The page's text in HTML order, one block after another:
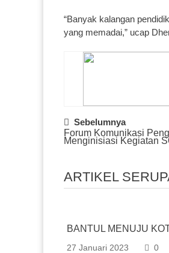
“Banyak kalangan
yang memadai,” ucap
Post
Navigation
Sebelumnya
Forum Komunikasi
Menginisiasi Kegiatan
ARTIKEL
BANTUL MENUJU
27 Januari 2023 0